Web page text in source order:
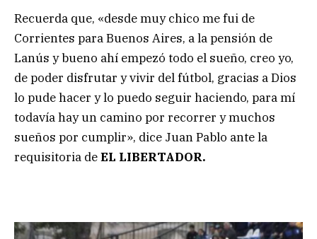
Recuerda que, «desde muy chico me fui de
Corrientes para Buenos Aires, a la pensión de
Lanús y bueno ahí empezó todo el sueño, creo yo,
de poder disfrutar y vivir del fútbol, gracias a Dios
lo pude hacer y lo puedo seguir haciendo, para mí
todavía hay un camino por recorrer y muchos
sueños por cumplir», dice Juan Pablo ante la
requisitoria deEL LIBERTADOR.